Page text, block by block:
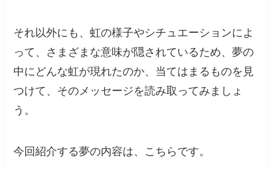
それ以外にも、虹の様子やシチュエーションによ
って、さまざまな意味が隠されているため、夢の
中にどんな虹が現れたのか、当てはまるものを見
つけて、そのメッセージを読み取ってみましょ
う。
今回紹介する夢の内容は、こちらです。